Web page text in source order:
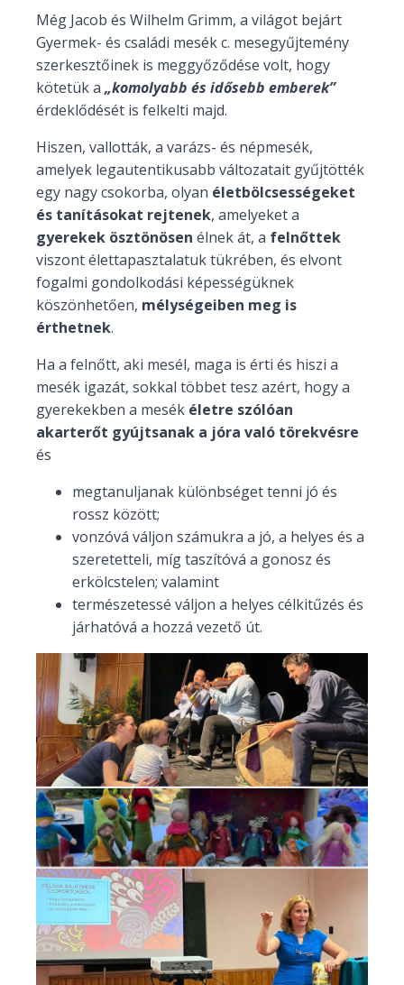
Még Jacob és Wilhelm Grimm, a világot bejárt
Gyermek- és családi mesék c. mesegyűjtemény
szerkesztőinek is meggyőződése volt, hogy
kötetük a „komolyabb és idősebb emberek”
érdeklődését is felkelti majd.
Hiszen, vallották, a varázs- és népmesék,
amelyek legautentikusabb változatait gyűjtötték
egy nagy csokorba, olyan életbölcsességeket
és tanításokat rejtenek, amelyeket a
gyerekek ösztönösen élnek át, a felnőttek
viszont élettapasztalatuk tükrében, és elvont
fogalmi gondolkodási képességüknek
köszönhetően, mélységeiben meg is
érthetnek.
Ha a felnőtt, aki mesél, maga is érti és hiszi a
mesék igazát, sokkal többet tesz azért, hogy a
gyerekekben a mesék életre szólóan
akarterőt gyújtsanak a jóra való törekvésre
és
megtanuljanak különbséget tenni jó és
rossz között;
vonzóvá váljon számukra a jó, a helyes és a
szeretetteli, míg taszítóvá a gonosz és
erkölcstelen; valamint
természetessé váljon a helyes célkitűzés és
járhatóvá a hozzá vezető út.